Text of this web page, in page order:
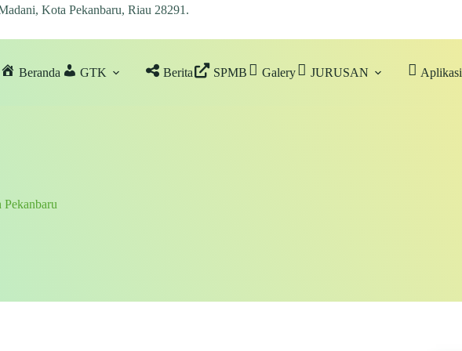
Kota Pekanbaru, Riau 28291 .
Beranda GTK Berita SPMB Galery JURUSAN Aplikasi
Pekanbaru